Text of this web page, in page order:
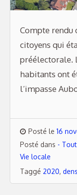
Compte rendu
citoyens qui
préélectorale.
habitants ont
l’impasse
Posté le 16
Posté dans -
Vie locale
Taggé 2020,